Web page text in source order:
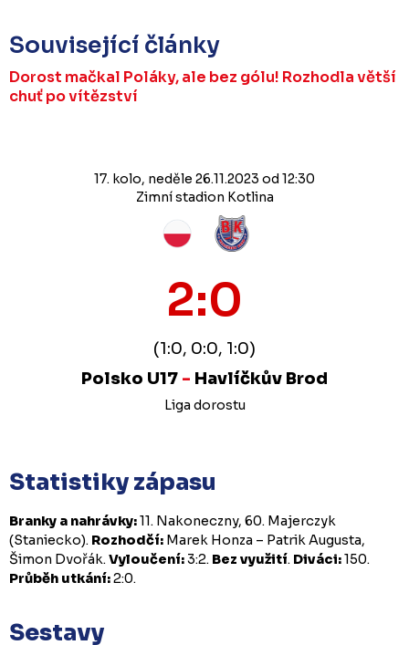
Související články
Dorost mačkal Poláky, ale bez gólu! Rozhodla větší
chuť po vítězství
17. kolo, neděle 26.11.2023 od 12:30
Zimní stadion Kotlina
2:0
(1:0, 0:0, 1:0)
Polsko U17 - Havlíčkův Brod
Liga dorostu
Statistiky zápasu
Branky a nahrávky:11. Nakoneczny, 60. Majerczyk
(Staniecko). Rozhodčí: Marek Honza – Patrik Augusta,
Šimon Dvořák.Vyloučení:3:2. Bez využití. Diváci:150.
Průběh utkání:2:0.
Sestavy